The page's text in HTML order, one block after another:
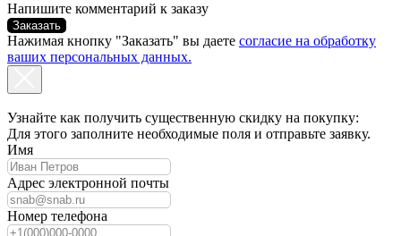
Напишите комментарий к заказу
Заказать
Нажимая кнопку "Заказать" вы даете согласие на обработку
ваших персональных данных.
Узнайте как получить существенную скидку на покупку:
Для этого заполните необходимые поля и отправьте заявку.
Имя
Адрес электронной почты
Номер телефона